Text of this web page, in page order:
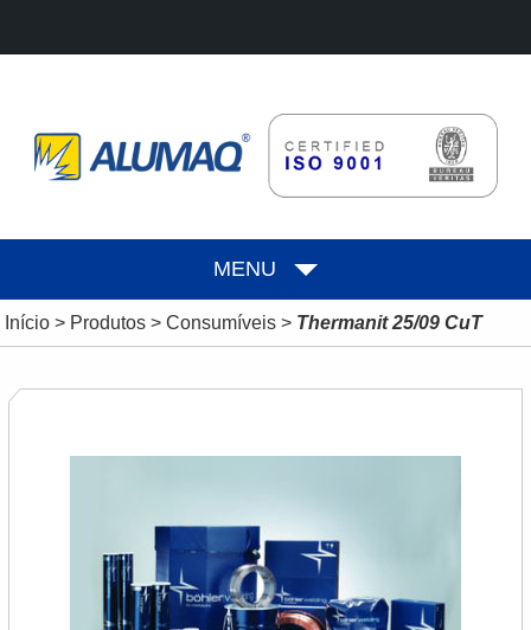
MENU
Início> Produtos> Consumíveis> Thermanit 25/09 CuT